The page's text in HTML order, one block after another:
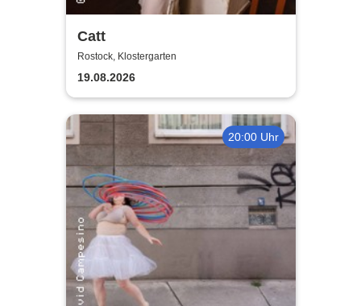
Catt
Rostock, Klostergarten
19.08.2026
20:00 Uhr